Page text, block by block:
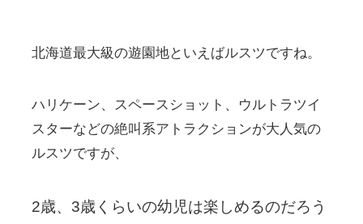
北海道最大級の遊園地といえばルスツですね。
ハリケーン、スペースショット、ウルトラツイ
スターなどの絶叫系アトラクションが大人気の
ルスツですが、
2歳、 3歳くらいの幼児は楽しめるのだろう